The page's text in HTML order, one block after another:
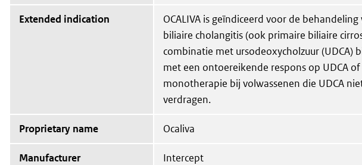
Extended indication
OCALIVA is geïndiceerd voor de
biliaire cholangitis (ook primaire biliaire
combinatie met ursodeoxycholzuur (UDCA)
met een ontoereikende respons op UDCA of
monotherapie bij volwassenen die UDCA
verdragen.
Proprietary name Ocaliva
Manufacturer Intercept